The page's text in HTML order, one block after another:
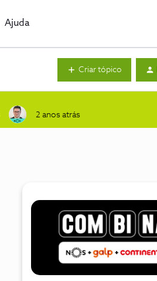
Ajuda
Criar tópico
2 anos atrás